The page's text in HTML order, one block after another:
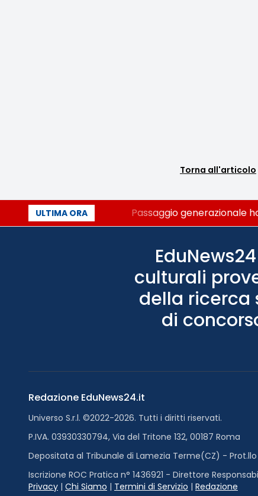
Torna all'articolo
ULTIMA ORA
dei Palcoscenici Passaggio generazionale
culturali
della ricerca
di
Redazione EduNews24.it
Universo S.r.l. ©2022-2026. Tutti i diritti riservati.
P.IVA. 03930330794, Via del Tritone 132, 00187 Roma
Depositata al Tribunale di Lamezia Terme(CZ) -
Iscrizione ROC Pratica n° 1436921 - Direttore
Privacy | Chi Siamo | Termini di Servizio | Redazione